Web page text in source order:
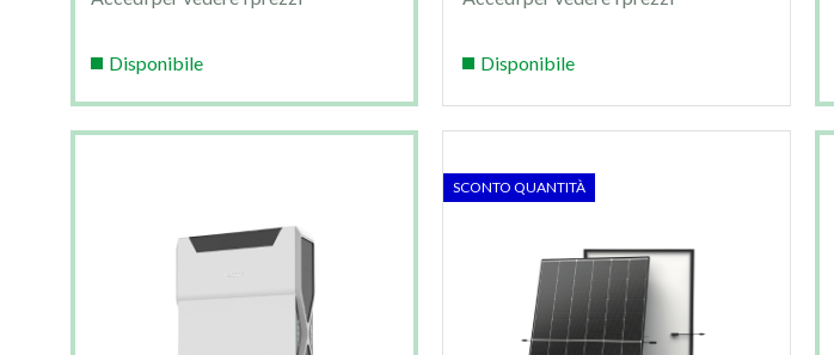
Disponibile Disponibile
SCONTO QUANTITÀ